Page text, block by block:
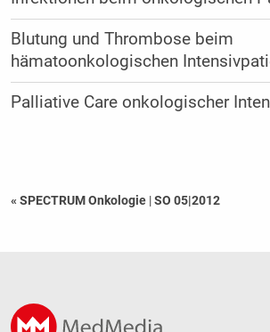
Blutung und Thrombose beim
hämatoonkologischen
Palliative Care onkologischer
« SPECTRUM Onkologie |SO 05|2012